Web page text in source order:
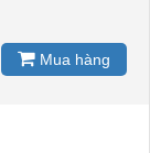
Mua hàng